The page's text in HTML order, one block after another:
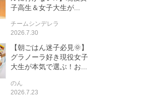
子高生＆女子大生が...
チームシンデレラ
2026.7.30
【朝ごはん迷子必見🌞】
グラノーラ好き現役女子
大生が本気で選ぶ！お...
のん
2026.7.23